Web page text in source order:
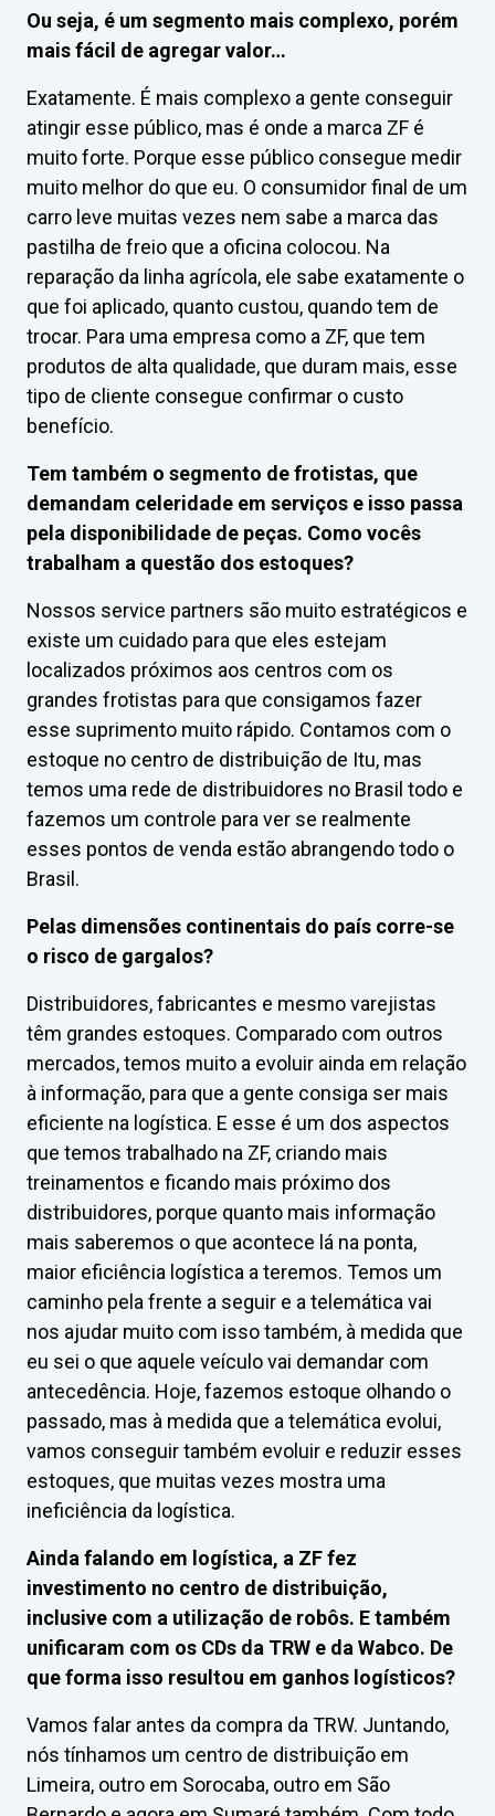
Ou seja, é um segmento mais complexo, porém
mais fácil de agregar valor…
Exatamente. É mais complexo a gente conseguir
atingir esse público, mas é onde a marca ZF é
muito forte. Porque esse público consegue medir
muito melhor do que eu. O consumidor final de um
carro leve muitas vezes nem sabe a marca das
pastilha de freio que a oficina colocou. Na
reparação da linha agrícola, ele sabe exatamente o
que foi aplicado, quanto custou, quando tem de
trocar. Para uma empresa como a ZF, que tem
produtos de alta qualidade, que duram mais, esse
tipo de cliente consegue confirmar o custo
benefício.
Tem também o segmento de frotistas, que
demandam celeridade em serviços e isso passa
pela disponibilidade de peças. Como vocês
trabalham a questão dos estoques?
Nossos service partners são muito estratégicos e
existe um cuidado para que eles estejam
localizados próximos aos centros com os
grandes frotistas para que consigamos fazer
esse suprimento muito rápido. Contamos com o
estoque no centro de distribuição de Itu, mas
temos uma rede de distribuidores no Brasil todo e
fazemos um controle para ver se realmente
esses pontos de venda estão abrangendo todo o
Brasil.
Pelas dimensões continentais do país corre-se
o risco de gargalos?
Distribuidores, fabricantes e mesmo varejistas
têm grandes estoques. Comparado com outros
mercados, temos muito a evoluir ainda em relação
à informação, para que a gente consiga ser mais
eficiente na logística. E esse é um dos aspectos
que temos trabalhado na ZF, criando mais
treinamentos e ficando mais próximo dos
distribuidores, porque quanto mais informação
mais saberemos o que acontece lá na ponta,
maior eficiência logística a teremos. Temos um
caminho pela frente a seguir e a telemática vai
nos ajudar muito com isso também, à medida que
eu sei o que aquele veículo vai demandar com
antecedência. Hoje, fazemos estoque olhando o
passado, mas à medida que a telemática evolui,
vamos conseguir também evoluir e reduzir esses
estoques, que muitas vezes mostra uma
ineficiência da logística.
Ainda falando em logística, a ZF fez
investimento no centro de distribuição,
inclusive com a utilização de robôs. E também
unificaram com os CDs da TRW e da Wabco. De
que forma isso resultou em ganhos logísticos?
Vamos falar antes da compra da TRW. Juntando,
nós tínhamos um centro de distribuição em
Limeira, outro em Sorocaba, outro em São